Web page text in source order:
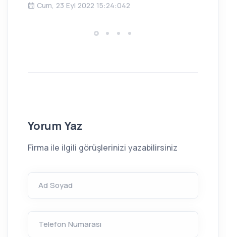
Cum, 23 Eyl 2022 15:24:042
Yorum Yaz
Firma ile ilgili görüşlerinizi yazabilirsiniz
Ad Soyad
Telefon Numarası